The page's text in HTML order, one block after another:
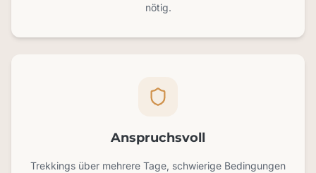
nötig.
Anspruchsvoll
Trekkings über mehrere Tage, schwierige Bedingungen